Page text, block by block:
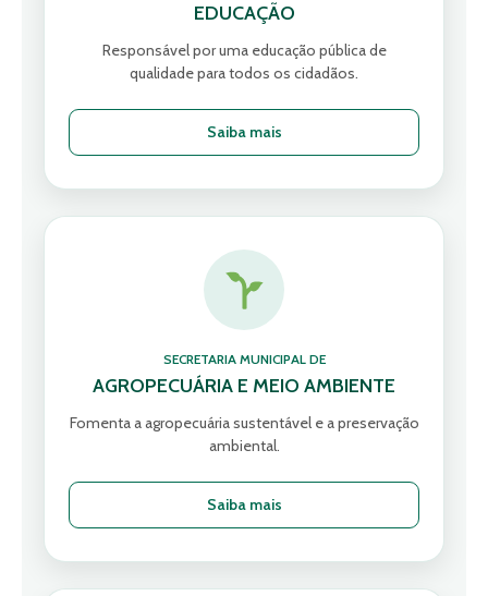
EDUCAÇÃO
Responsável por uma educação pública de
qualidade para todos os cidadãos.
Saiba mais
SECRETARIA MUNICIPAL DE
AGROPECUÁRIA E MEIO AMBIENTE
Fomenta a agropecuária sustentável e a preservação
ambiental.
Saiba mais